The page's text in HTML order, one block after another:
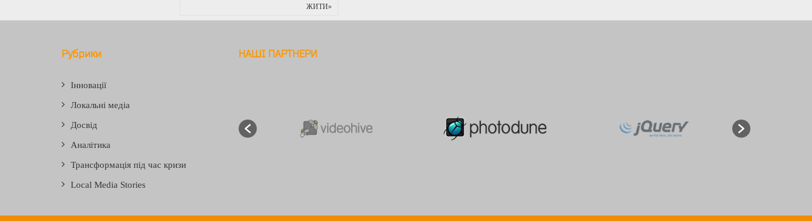
ЖИТИ»
Рубрики
Інновації
Локальні медіа
Досвід
Аналітика
Трансформація під час кризи
Local Media Stories
НАШІ ПАРТНЕРИ